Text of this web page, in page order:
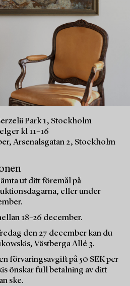
Park 1, Stockholm
kl 11–16
Arsenalsgatan 2, Stockholm
ut ditt föremål på
eller under
18–26 december.
den 27 december kan du
Västberga Allé 3.
förvaringsavgift på 50 SEK per
önskar full betalning av ditt
ske.